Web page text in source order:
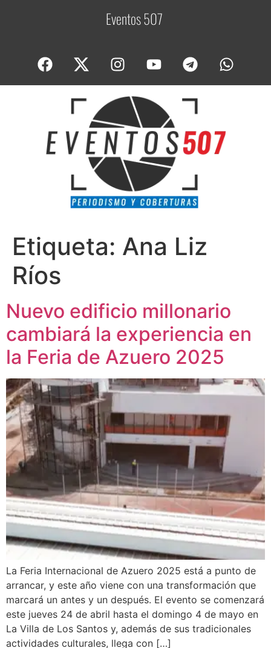
Eventos 507C
Etiqueta: Ana Liz
Ríos
Nuevo edificio millonario
cambiará la experiencia en
la Feria de Azuero 2025
La Feria Internacional de Azuero 2025 está a punto de
arrancar, y este año viene con una transformación que
marcará un antes y un después. El evento se comenzará
este jueves 24 de abril hasta el domingo 4 de mayo en
La Villa de Los Santos y, además de sus tradicionales
actividades culturales, llega con […]